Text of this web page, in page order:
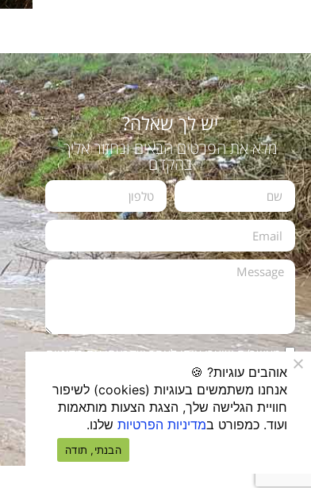
יש לך שאלה?
מלא את הפרטים הבאים ונחזור אליך
בהקדם
מאשר/ת שיצרו איתי לאחר שקראתי אתמדיניות
הפרטיותשל האתר
שלח טופס
אוהבים עוגיות? 🍪
אנחנו משתמשים בעוגיות (cookies) לשיפור
חוויית הגלישה שלך, הצגת הצעות מותאמות
ועוד. כמפורט במדיניות הפרטיות שלנו.
הבנתי, תודה